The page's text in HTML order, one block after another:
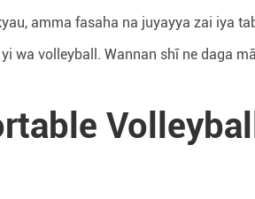
amma fasaha na juyayya zai iya
wa volleyball. Wannan shĩ ne daga